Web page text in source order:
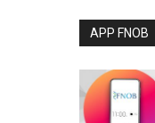
APP FNOB